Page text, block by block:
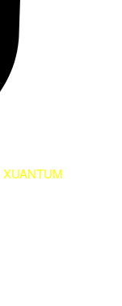
XUANTUM